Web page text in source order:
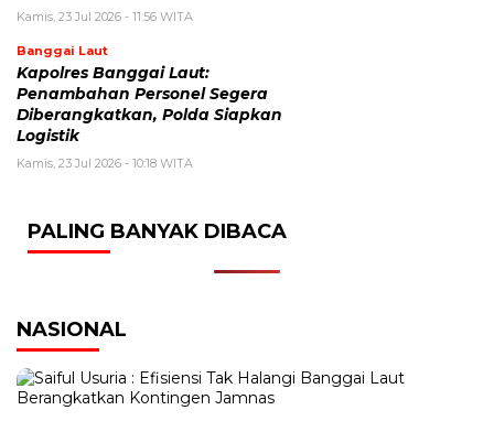
Kamis, 23 Jul 2026 - 11:56 WITA
Banggai Laut
Kapolres Banggai Laut:
Penambahan Personel Segera
Diberangkatkan, Polda Siapkan
Logistik
Kamis, 23 Jul 2026 - 10:18 WITA
PALING BANYAK DIBACA
NASIONAL